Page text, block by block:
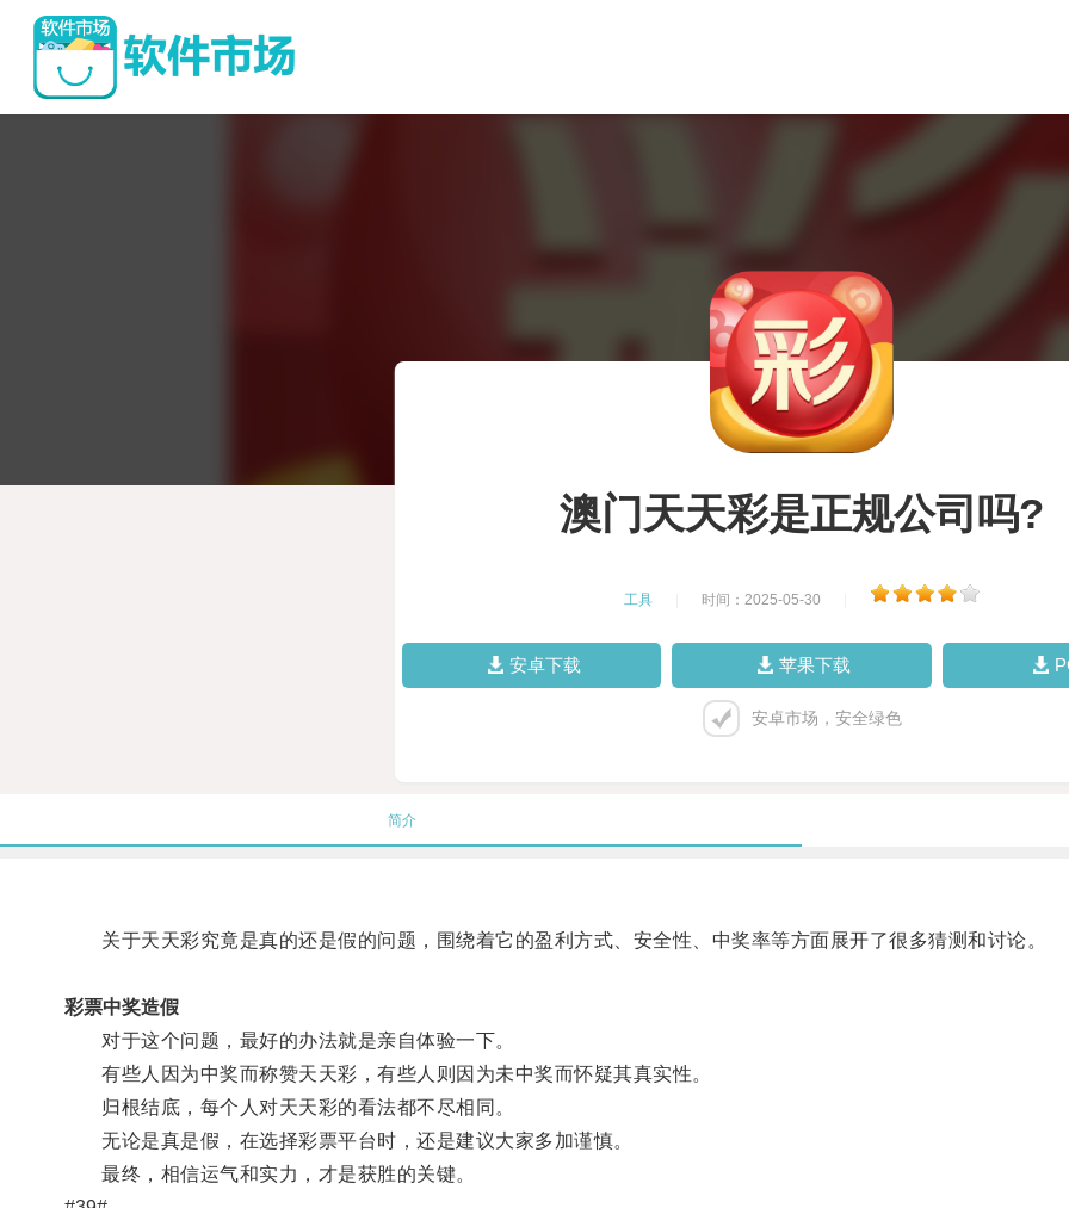
澳门天天彩是正规公司吗?
工具 时间：2025-05-30
安卓下载 苹果下载
安卓市场，安全绿色
简介
关于天天彩究竟是真的还是假的问题，围绕着它的盈利方式、安全性、中奖率等方面展开了很多猜测和讨论。
彩票中奖造假
对于这个问题，最好的办法就是亲自体验一下。
有些人因为中奖而称赞天天彩，有些人则因为未中奖而怀疑其真实性。
归根结底，每个人对天天彩的看法都不尽相同。
无论是真是假，在选择彩票平台时，还是建议大家多加谨慎。
最终，相信运气和实力，才是获胜的关键。